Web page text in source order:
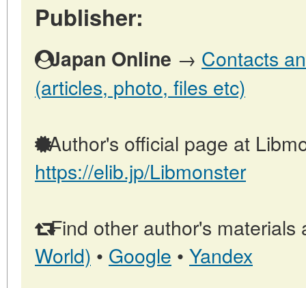
Publisher:
Japan Online → Contacts
(articles, photo, files etc)
Author's official page at
https://elib.jp/Libmonster
Find other author's materials
World) • Google • Yandex